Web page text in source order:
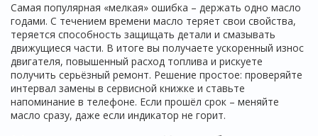
Самая популярная «мелкая» ошибка – держать одно масло
годами. С течением времени масло теряет свои свойства,
теряется способность защищать детали и смазывать
движущиеся части. В итоге вы получаете ускоренный износ
двигателя, повышенный расход топлива и рискуете
получить серьёзный ремонт. Решение простое: проверяйте
интервал замены в сервисной книжке и ставьте
напоминание в телефоне. Если прошёл срок – меняйте
масло сразу, даже если индикатор не горит.